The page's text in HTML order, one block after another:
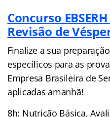
Concurso
Revisão de
Finalize a sua
específicos para as
Empresa Brasileira de
aplicadas amanhã!
8h: Nutrição Básica,